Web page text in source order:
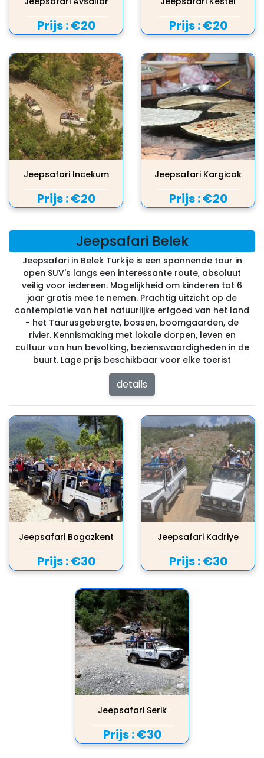
Prijs :€20 Prijs :€20
Jeepsafari Incekum
Prijs :€20
Jeepsafari Kargicak
Prijs :€20
Jeepsafari Belek
Jeepsafari in Belek Turkije is een spannende tour in
open SUV's langs een interessante route, absoluut
veilig voor iedereen. Mogelijkheid om kinderen tot 6
jaar gratis mee te nemen. Prachtig uitzicht op de
contemplatie van het natuurlijke erfgoed van het land
- het Taurusgebergte, bossen, boomgaarden, de
rivier. Kennismaking met lokale dorpen, leven en
cultuur van hun bevolking, bezienswaardigheden in de
buurt. Lage prijs beschikbaar voor elke toerist
details
Jeepsafari Bogazkent
Prijs :€30
Jeepsafari Kadriye
Prijs :€30
Jeepsafari Serik
Prijs :€30